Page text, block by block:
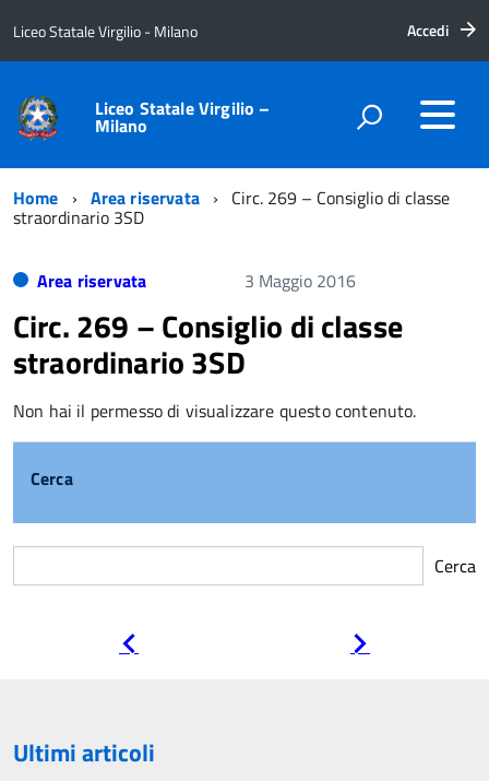
Liceo Statale Virgilio - Milano Accedi
Liceo Statale Virgilio –
Milano
Home Area riservata Circ. 269 – Consiglio di classe
straordinario 3SD
Area riservata 3 Maggio 2016
Circ. 269 – Consiglio di classe
straordinario 3SD
Non hai il permesso di visualizzare questo contenuto.
Cerca
Cerca
Ultimi articoli